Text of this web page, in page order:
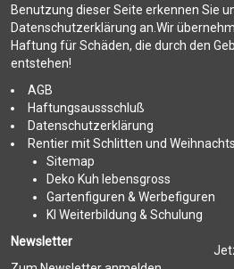
Benutzung dieser Seite erkennen Sie
Datenschutzerklärung an.Wir
Haftung für Schäden, die durch den
entstehen!
AGB
Haftungsaussschluß
Datenschutzerklärung
Rentier mit Schlitten und
Sitemap
Deko Kuh lebensgross
Gartenfiguren & Werbefiguren
KI Weiterbildung & Schulung
Newsletter